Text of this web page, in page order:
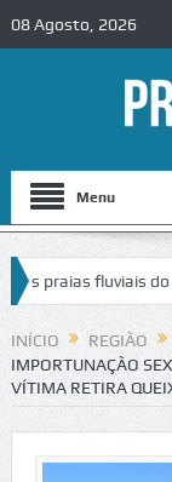
08 Agosto, 2026
Menu
fluviais do
de trânsito no IC2
INÍCIO REGIÃO
IMPORTUNAÇÃO
VÍTIMA RETIRA